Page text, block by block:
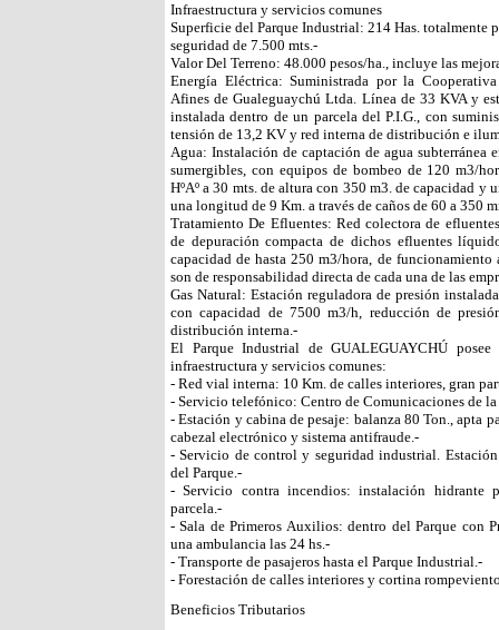
Infraestructura y servicios comunes
Superficie del Parque Industrial: 214 Has. totalmente
seguridad de 7.500 mts.-
Valor Del Terreno: 48.000 pesos/ha., incluye las
Energía Eléctrica: Suministrada por la
Afines de Gualeguaychú Ltda. Línea de 33 KVA y
instalada dentro de un parcela del P.I.G., con
tensión de 13,2 KV y red interna de distribución e
Agua: Instalación de captación de agua subterránea
sumergibles, con equipos de bombeo de 120 m3/
HºAº a 30 mts. de altura con 350 m3. de capacidad y
una longitud de 9 Km. a través de caños de 60 a 350
Tratamiento De Efluentes: Red colectora de
de depuración compacta de dichos efluentes
capacidad de hasta 250 m3/hora, de
son de responsabilidad directa de cada una de las
Gas Natural: Estación reguladora de presión
con capacidad de 7500 m3/h, reducción de
distribución interna.-
El Parque Industrial de GUALEGUAYCHÚ posee
infraestructura y servicios comunes:
- Red vial interna: 10 Km. de calles interiores, gran
- Servicio telefónico: Centro de Comunicaciones de la
- Estación y cabina de pesaje: balanza 80 Ton., apta
cabezal electrónico y sistema antifraude.-
- Servicio de control y seguridad industrial.
del Parque.-
- Servicio contra incendios: instalación hidrante
parcela.-
- Sala de Primeros Auxilios: dentro del Parque con
una ambulancia las 24 hs.-
- Transporte de pasajeros hasta el Parque Industrial.-
- Forestación de calles interiores y cortina
Beneficios Tributarios